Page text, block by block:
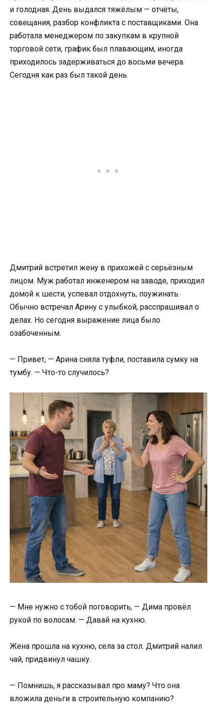
и голодная. День выдался тяжёлым — отчёты,
совещания, разбор конфликта с поставщиками. Она
работала менеджером по закупкам в крупной
торговой сети, график был плавающим, иногда
приходилось задерживаться до восьми вечера.
Сегодня как раз был такой день.
Дмитрий встретил жену в прихожей с серьёзным
лицом. Муж работал инженером на заводе, приходил
домой к шести, успевал отдохнуть, поужинать.
Обычно встречал Арину с улыбкой, расспрашивал о
делах. Но сегодня выражение лица было
озабоченным.
— Привет, — Арина сняла туфли, поставила сумку на
тумбу. — Что-то случилось?
— Мне нужно с тобой поговорить, — Дима провёл
рукой по волосам. — Давай на кухню.
Жена прошла на кухню, села за стол. Дмитрий налил
чай, придвинул чашку.
— Помнишь, я рассказывал про маму? Что она
вложила деньги в строительную компанию?